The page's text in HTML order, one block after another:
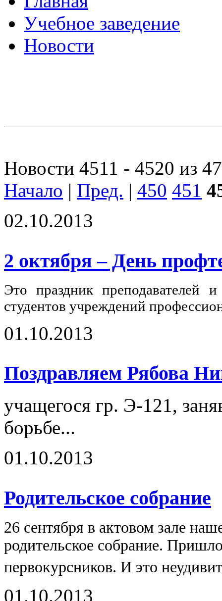
Учебное заведение
Новости
Новости 4511 - 4520 из
Начало | Пред. | 450 451
02.10.2013
2 октября – День
Это праздник преподавателей
студентов учреждений
01.10.2013
Поздравляем Рябова
учащегося гр. Э-121,
борьбе...
01.10.2013
Родительское собрание
26 сентября в актовом зале
родительское собрание.
первокурсников. И это
01.10.2013